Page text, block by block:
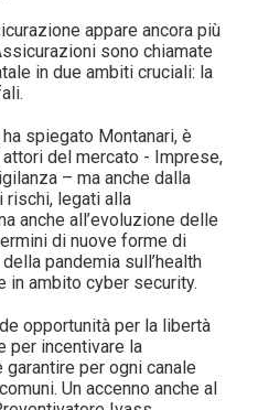
appare ancora più
sono chiamate
in due ambiti cruciali: la
spiegato Montanari, è
del mercato - Imprese,
– ma anche dalla
rischi, legati alla
anche all’evoluzione delle
di nuove forme di
pandemia sull’health
in ambito cyber security.
opportunità per la libertà
per incentivare la
per ogni canale
Un accenno anche al